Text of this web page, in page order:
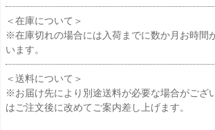
＜在庫について＞
※在庫切れの場合には入荷までに数か月お時間
います。
＜送料について＞
※お届け先により別途送料が必要な場合がござ
はご注文後に改めてご案内差し上げます。